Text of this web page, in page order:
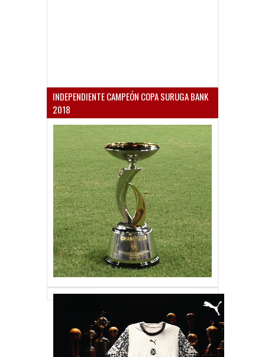
INDEPENDIENTE CAMPEÓN COPA SURUGA BANK
2018